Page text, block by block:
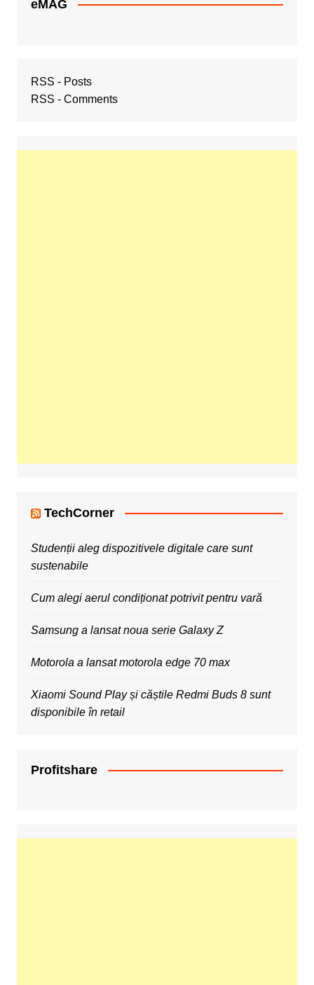
eMAG
RSS - Posts
RSS - Comments
TechCorner
Studenții aleg dispozitivele digitale care sunt
sustenabile
Cum alegi aerul condiționat potrivit pentru vară
Samsung a lansat noua serie Galaxy Z
Motorola a lansat motorola edge 70 max
Xiaomi Sound Play și căștile Redmi Buds 8 sunt
disponibile în retail
Profitshare